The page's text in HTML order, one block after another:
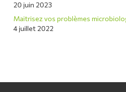
20 juin 2023
Maitrisez vos problèmes
4 juillet 2022